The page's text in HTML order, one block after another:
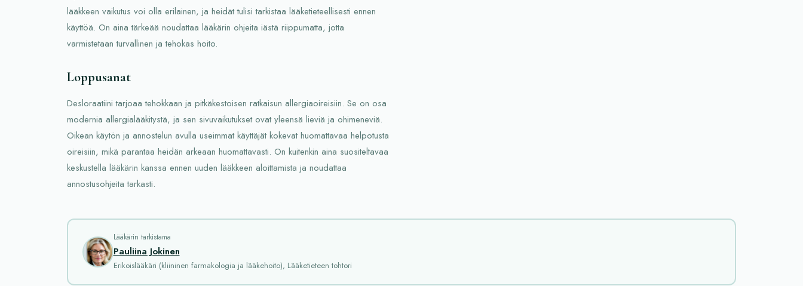
lääkkeen vaikutus voi olla erilainen, ja heidät tulisi tarkistaa lääketieteellisesti ennen
käyttöä. On aina tärkeää noudattaa lääkärin ohjeita iästä riippumatta, jotta
varmistetaan turvallinen ja tehokas hoito.
Loppusanat
Desloraatiini tarjoaa tehokkaan ja pitkäkestoisen ratkaisun allergiaoireisiin. Se on osa
modernia allergialääkitystä, ja sen sivuvaikutukset ovat yleensä lieviä ja ohimeneviä.
Oikean käytön ja annostelun avulla useimmat käyttäjät kokevat huomattavaa helpotusta
oireisiin, mikä parantaa heidän arkeaan huomattavasti. On kuitenkin aina suositeltavaa
keskustella lääkärin kanssa ennen uuden lääkkeen aloittamista ja noudattaa
annostusohjeita tarkasti.
Lääkärin tarkistama
Pauliina Jokinen
Erikoislääkäri (kliininen farmakologia ja lääkehoito), Lääketieteen tohtori